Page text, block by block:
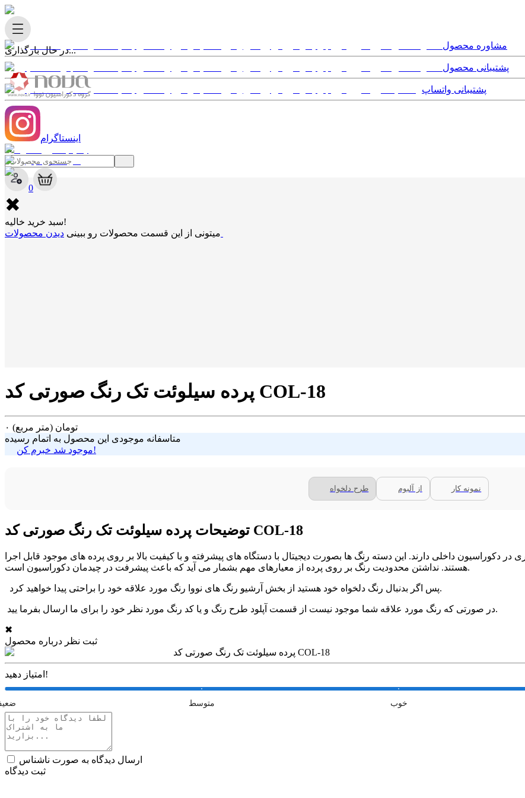
در حال بارگذاری...
✖
0
✖
سبد خرید خالیه!
میتونی از این قسمت محصولات رو ببینی
مشاوره محصول
پشتیبانی محصول
پشتیبانی واتساپ
اینستاگرام
پرده سیلوئت تک رنگ صورتی کد COL-18
۰ تومان (متر مربع)
متاسفانه موجودی این محصول به اتمام رسیده
موجود شد خبرم کن!
طرح دلخواه از آلبوم نمونه کار
توضیحات پرده سیلوئت تک رنگ صورتی کد COL-18
دکوراسیون داخلی دارند. این دسته رنگ ها بصورت دیجیتال با دستگاه های پیشرفته و با کیفیت بالا بر روی پرده های موجود قابل اجرا
هستند. نداشتن محدودیت رنگ بر روی پرده از معیارهای مهم بشمار می آید که باعث پیشرفت در چیدمان دکوراسیون است.
پس اگر بدنبال رنگ دلخواه خود هستید از بخش آرشیو رنگ های نووا رنگ مورد علاقه خود را براحتی پیدا خواهید کرد.
در صورتی که رنگ مورد علاقه شما موجود نیست از قسمت آپلود طرح رنگ و یا کد رنگ مورد نظر خود را برای ما ارسال بفرما یید.
✖
ثبت نظر درباره محصول
پرده سیلوئت تک رنگ صورتی کد COL-18
امتیاز دهید!
متوسط خوب
ارسال دیدگاه به صورت ناشناس
ثبت دیدگاه